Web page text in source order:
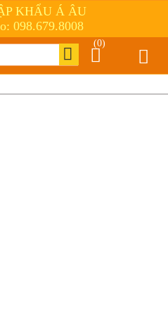
KHẨU Á ÂU
098.679.8008
(0)